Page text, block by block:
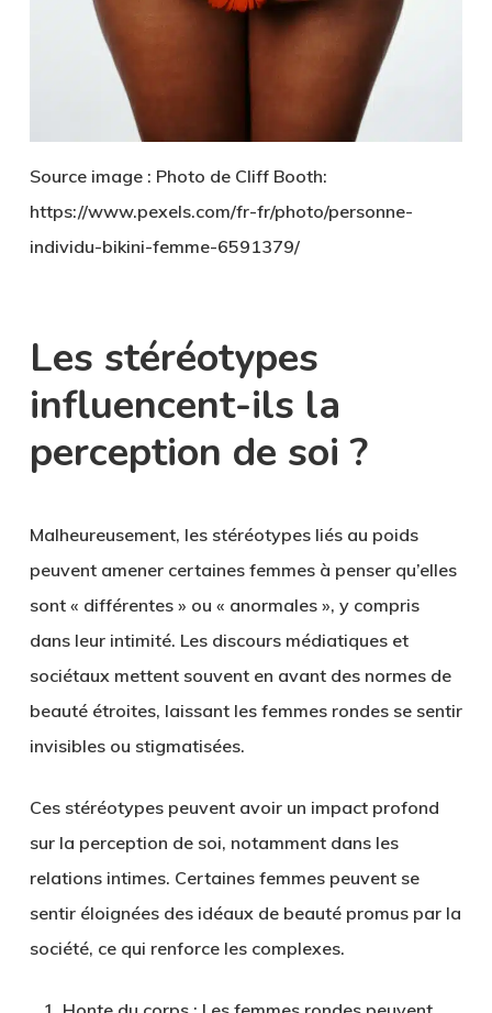
Source image : Photo de Cliff Booth:
https://www.pexels.com/fr-fr/photo/personne-
individu-bikini-femme-6591379/
Les stéréotypes
influencent-ils la
perception de soi ?
Malheureusement, les stéréotypes liés au poids
peuvent amener certaines femmes à penser qu’elles
sont « différentes » ou « anormales », y compris
dans leur intimité. Les discours médiatiques et
sociétaux mettent souvent en avant des normes de
beauté étroites, laissant les femmes rondes se sentir
invisibles ou stigmatisées.
Ces stéréotypes peuvent avoir un impact profond
sur la perception de soi, notamment dans les
relations intimes. Certaines femmes peuvent se
sentir éloignées des idéaux de beauté promus par la
société, ce qui renforce les complexes.